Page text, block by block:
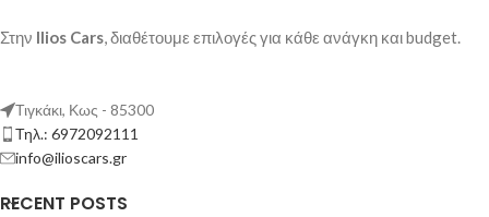
Στην Ilios Cars, διαθέτουμε επιλογές για κάθε ανάγκη και budget.
Τιγκάκι, Κως - 85300
Τηλ.: 6972092111
info@ilioscars.gr
RECENT POSTS